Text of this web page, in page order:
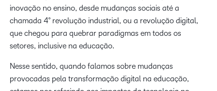
inovação no ensino, desde mudanças sociais até a
chamada 4° revolução industrial, ou a revolução digital,
que chegou para quebrar paradigmas em todos os
setores, inclusive na educação.
Nesse sentido, quando falamos sobre mudanças
provocadas pela transformação digital na educação,